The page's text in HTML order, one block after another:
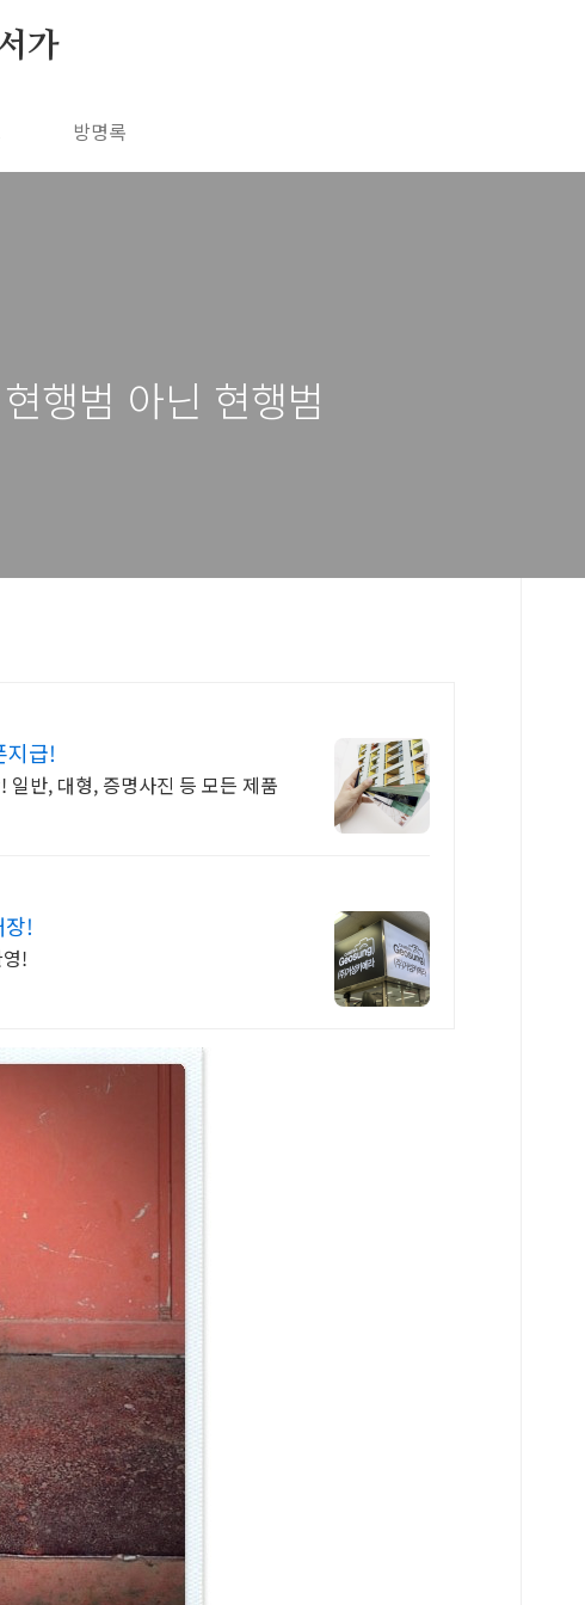
가
방명록
행범 아닌 현행범
지급!
반, 대형, 증명사진 등 모든 제품
!
!